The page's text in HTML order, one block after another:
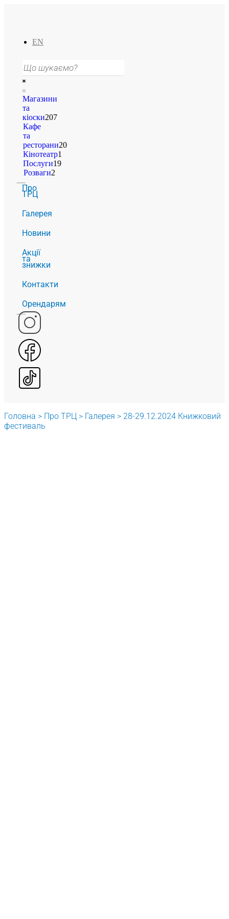
EN
Магазини
та
кіоски207
Кафе
та
ресторани20
Кінотеатр1
Послуги19
Розваги2
Про
ТРЦ
Галерея
Новини
Акції
та
знижки
Контакти
Орендарям
Головна > Про ТРЦ > Галерея > 28-29.12.2024 Книжковий
фестиваль